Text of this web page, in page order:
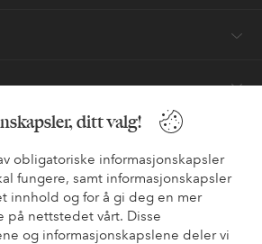
ditt valg!
obligatoriske informasjonskapsler
fungere, samt informasjonskapsler
innhold og for å gi deg en mer
på nettstedet vårt. Disse
og informasjonskapslene deler vi
- Betal direkte eller del opp
om våre betalingsalternativer?
elpy